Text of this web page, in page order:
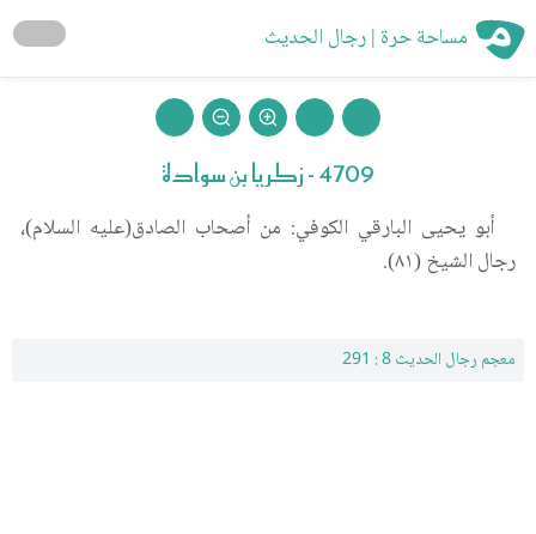
مساحة حرة | رجال الحديث
4709 - زكريا بن سوادة
أبو يحيى البارقي الكوفي: من أصحاب الصادق(عليه السلام)،
رجال الشيخ (٨١).
معجم رجال الحديث 8 : 291